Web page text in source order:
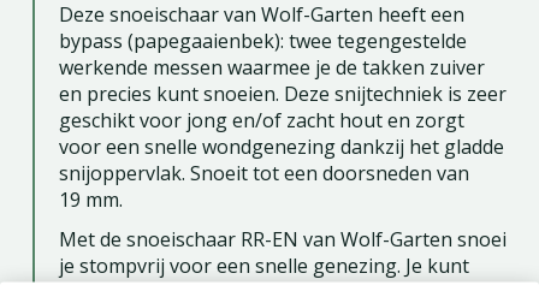
Deze snoeischaar van Wolf-Garten heeft een
bypass (papegaaienbek): twee tegengestelde
werkende messen waarmee je de takken zuiver
en precies kunt snoeien. Deze snijtechniek is zeer
geschikt voor jong en/of zacht hout en zorgt
voor een snelle wondgenezing dankzij het gladde
snijoppervlak. Snoeit tot een doorsneden van
19 mm.
Met de snoeischaar RR-EN van Wolf-Garten snoei
je stompvrij voor een snelle genezing. Je kunt